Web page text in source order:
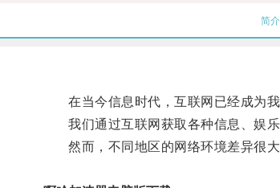
简介
在当今信息时代，互联网已经成为我
我们通过互联网获取各种信息、娱乐
然而，不同地区的网络环境差异很大